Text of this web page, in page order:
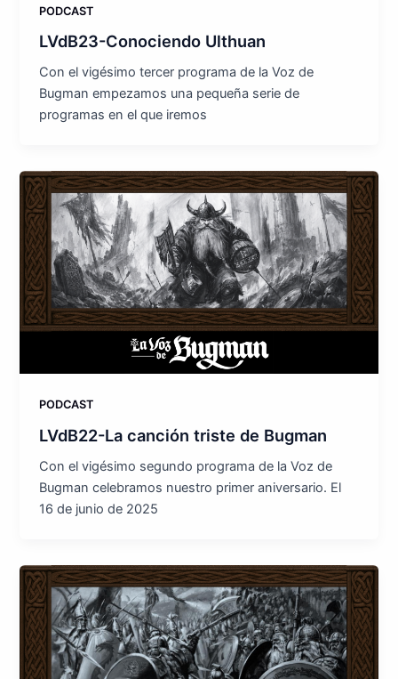
PODCAST
LVdB23-Conociendo Ulthuan
Con el vigésimo tercer programa de la Voz de
Bugman empezamos una pequeña serie de
programas en el que iremos
PODCAST
LVdB22-La canción triste de Bugman
Con el vigésimo segundo programa de la Voz de
Bugman celebramos nuestro primer aniversario. El
16 de junio de 2025